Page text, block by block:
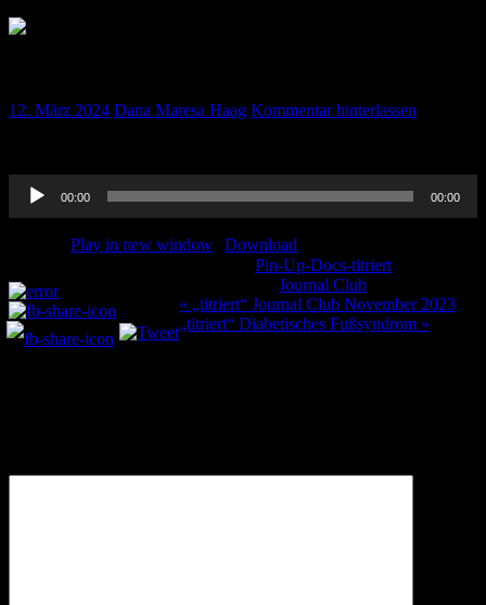
12. März 2024 Dana Maresa Haag Kommentar hinterlassen
Audio-
Player
00:00 00:00
Play in new window
Download
Pin-Up-Docs-titriert
Journal Club
Beitragsnavigation« „titriert“ Journal Club November 2023
„titriert“ Diabetisches Fußsyndrom »